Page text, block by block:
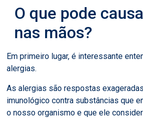
O que pode
nas mãos?
Em primeiro lugar, é interessante
alergias.
As alergias são respostas
imunológico contra substâncias que
o nosso organismo e que ele